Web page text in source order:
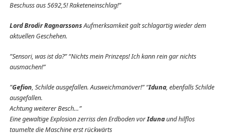
Beschuss aus 5692,5! Raketeneinschlag!”
Lord Brodir RagnarssonsAufmerksamkeit galt schlagartig wieder dem
aktuellen Geschehen.
”Sensori, was ist da?” “Nichts mein Prinzeps! Ich kann rein gar nichts
ausmachen!”
”Gefion, Schilde ausgefallen. Ausweichmanöver!” “Iduna, ebenfalls Schilde
ausgefallen.
Achtung weiterer Besch…”
Eine gewaltige Explosion zerriss den Erdboden vorIdunaund hilflos
taumelte die Maschine erst rückwärts